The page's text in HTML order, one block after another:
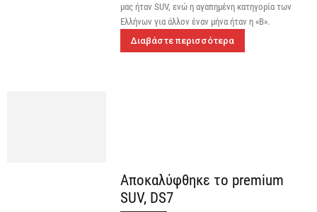
μας ήταν SUV, ενώ η αγαπημένη κατηγορία των
Ελλήνων για άλλον έναν μήνα ήταν η «Β».
Διαβάστε περισσότερα
Αποκαλύφθηκε το premium
SUV, DS7